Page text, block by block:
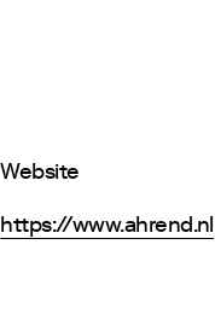
Website
https://www.ahrend.nl